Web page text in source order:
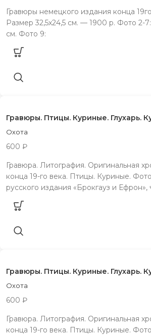
Гравюры немецкого издания конца
Размер 32,5х24,5 см. — 1900 р. Фото 2-
см. Фото 9:
Гравюры. Птицы. Куриные. Глухарь.
Охота
600 ₽
Гравюра. Литография. Оригинальная
конца 19-го века. Птицы. Куриные.
русского издания «Брокгауз и Ефрон»,
Гравюры. Птицы. Куриные. Глухарь.
Охота
600 ₽
Гравюра. Литография. Оригинальная
конца 19-го века. Птицы. Куриные.